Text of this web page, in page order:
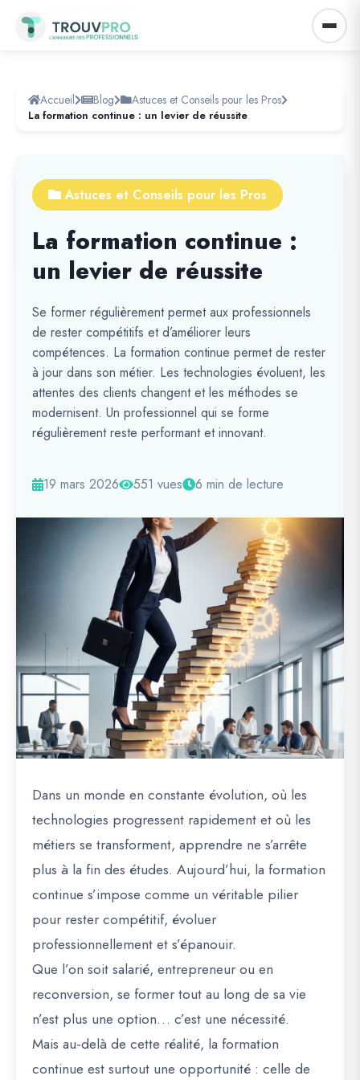
Accueil Blog Astuces et Conseils pour les Pros
La formation continue : un levier de réussite
Astuces et Conseils pour les Pros
La formation continue :
un levier de réussite
Se former régulièrement permet aux professionnels
de rester compétitifs et d’améliorer leurs
compétences. La formation continue permet de rester
à jour dans son métier. Les technologies évoluent, les
attentes des clients changent et les méthodes se
modernisent. Un professionnel qui se forme
régulièrement reste performant et innovant.
19 mars 2026 551 vues 6 min de lecture
Dans un monde en constante évolution, où les
technologies progressent rapidement et où les
métiers se transforment, apprendre ne s’arrête
plus à la fin des études. Aujourd’hui, la formation
continue s’impose comme un véritable pilier
pour rester compétitif, évoluer
professionnellement et s’épanouir.
Que l’on soit salarié, entrepreneur ou en
reconversion, se former tout au long de sa vie
n’est plus une option… c’est une nécessité.
Mais au-delà de cette réalité, la formation
continue est surtout une opportunité : celle de